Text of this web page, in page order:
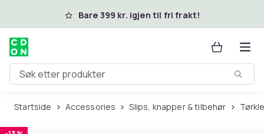
Hopp til hovedinnholdBare 399 kr. igjen til fri frakt!
Søk etter produkter
Startside Accessories Slips, knapper & tilbehør